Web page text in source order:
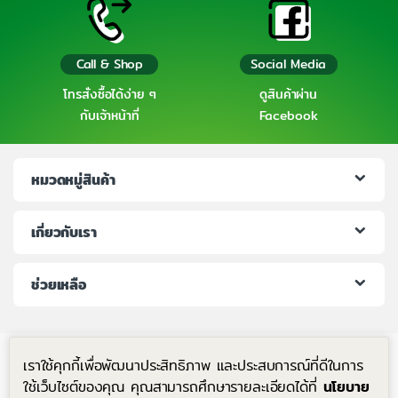
Call & Shop
โทรสั่งซื้อได้ง่าย ๆ
กับเจ้าหน้าที่
Social Media
ดูสินค้าผ่าน
Facebook
หมวดหมู่สินค้า
เกี่ยวกับเรา
ช่วยเหลือ
เราใช้คุกกี้เพื่อพัฒนาประสิทธิภาพ และประสบการณ์ที่ดีในการ
ใช้เว็บไซต์ของคุณ คุณสามารถศึกษารายละเอียดได้ที่ นโยบาย